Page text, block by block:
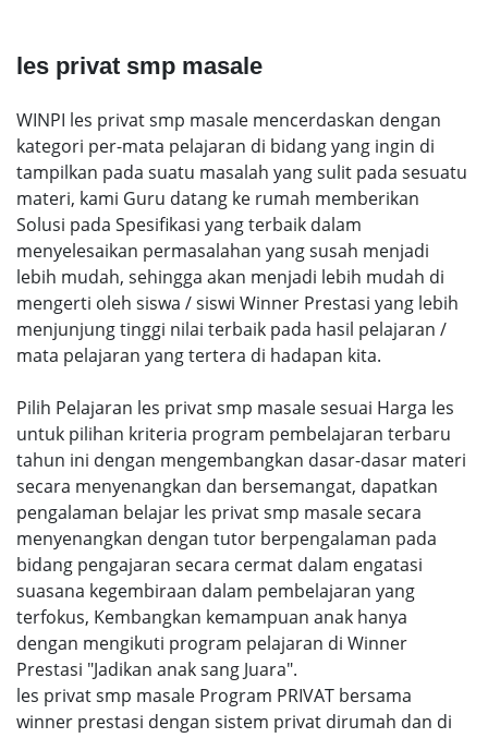
les privat smp masale
WINPI les privat smp masale mencerdaskan dengan
kategori per-mata pelajaran di bidang yang ingin di
tampilkan pada suatu masalah yang sulit pada sesuatu
materi, kami Guru datang ke rumah memberikan
Solusi pada Spesifikasi yang terbaik dalam
menyelesaikan permasalahan yang susah menjadi
lebih mudah, sehingga akan menjadi lebih mudah di
mengerti oleh siswa / siswi Winner Prestasi yang lebih
menjunjung tinggi nilai terbaik pada hasil pelajaran /
mata pelajaran yang tertera di hadapan kita.
Pilih Pelajaran les privat smp masale sesuai Harga les
untuk pilihan kriteria program pembelajaran terbaru
tahun ini dengan mengembangkan dasar-dasar materi
secara menyenangkan dan bersemangat, dapatkan
pengalaman belajar les privat smp masale secara
menyenangkan dengan tutor berpengalaman pada
bidang pengajaran secara cermat dalam engatasi
suasana kegembiraan dalam pembelajaran yang
terfokus, Kembangkan kemampuan anak hanya
dengan mengikuti program pelajaran di Winner
Prestasi "Jadikan anak sang Juara".
les privat smp masale Program PRIVAT bersama
winner prestasi dengan sistem privat dirumah dan di